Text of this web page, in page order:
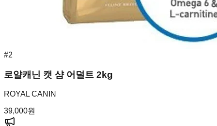
#2
로얄캐닌 캣 샴 어덜트 2kg
ROYAL CANIN
39,000원